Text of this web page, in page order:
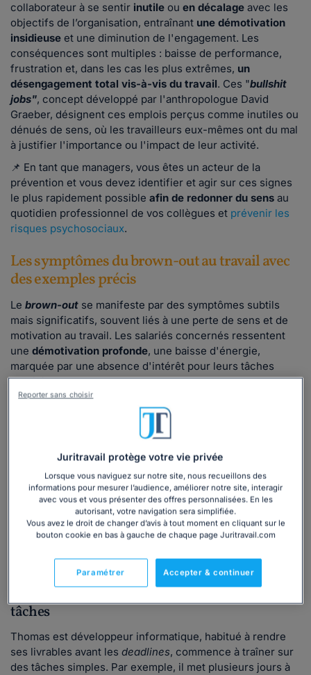
collaborateur à se sentir inutile ou en décalage avec les
objectifs de l’organisation, entraînant une démotivation
insidieuse et une diminution de l'engagement. Les
conséquences sont multiples : baisse de performance,
frustration et, dans les cas les plus extrêmes, un
désengagement total vis-à-vis du travail. Ces "bullshit
jobs", concept développé par l'anthropologue David
Graeber, désignent ces emplois perçus comme inutiles ou
dénués de sens, où les travailleurs eux-mêmes ont du mal
à justifier l'importance ou l'impact de leur activité.
📌 En tant que managers, vous êtes un acteur de la
prévention et vous devez identifier et agir sur ces signes
le plus rapidement possible afin de redonner du sens au
quotidien professionnel de vos collègues et prévenir les
risques psychosociaux.
Les symptômes du brown-out au travail avec
des exemples précis
Le brown-out se manifeste par des symptômes subtils
mais significatifs, souvent liés à une perte de sens et de
motivation au travail. Les salariés concernés ressentent
une démotivation profonde, une baisse d'énergie,
marquée par une absence d'intérêt pour leurs tâches
quotidiennes.
Cynisme envers les objectifs de l’entreprise
Delphine est cadre dans une start-up. Elle est chargée de
motiver les équipes commerciales mais adopte un ton
sarcastique lors des discours internes. Elle critique
ouvertement les nouvelles initiatives stratégiques, disant
par exemple : «Voilà encore un plan qui finira dans les
tiroirs d’ici trois mois…». Ce cynisme découle d’une
frustration liée au décalage entre sa vision personnelle et
collègues.
tâches
Thomas est développeur informatique, habitué à rendre
ses livrables avant les deadlines, commence à traîner sur
des tâches simples. Par exemple, il met plusieurs jours à
Juritravail protège votre vie privée
Lorsque vous naviguez sur notre site, nous recueillons des
informations pour mesurer l’audience, améliorer notre site, interagir
avec vous et vous présenter des offres personnalisées. En les
autorisant, votre navigation sera simplifiée.
Vous avez le droit de changer d’avis à tout moment en cliquant sur le
bouton cookie en bas à gauche de chaque page Juritravail.com
Accepter & continuer
Paramétrer
Reporter sans choisir